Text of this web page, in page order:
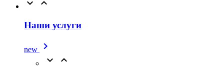
 
Наши услуги
new


